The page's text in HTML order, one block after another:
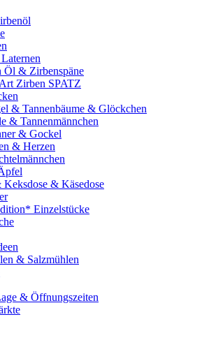
Öl & Zirbenspäne
Zirben SPATZ
& Tannenbäume & Glöckchen
& Tannenmännchen
& Gockel
& Herzen
& Käsedose
Einzelstücke
& Salzmühlen
& Öffnungszeiten